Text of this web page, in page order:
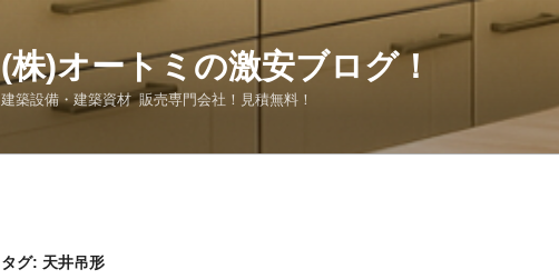
(株)オートミの激安ブログ！
建築設備・建築資材 販売専門会社！見積無料！
タグ: 天井吊形